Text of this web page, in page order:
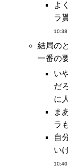
よ
ラ
結局の
一番の
い
だ
に
ま
ラ
自
い